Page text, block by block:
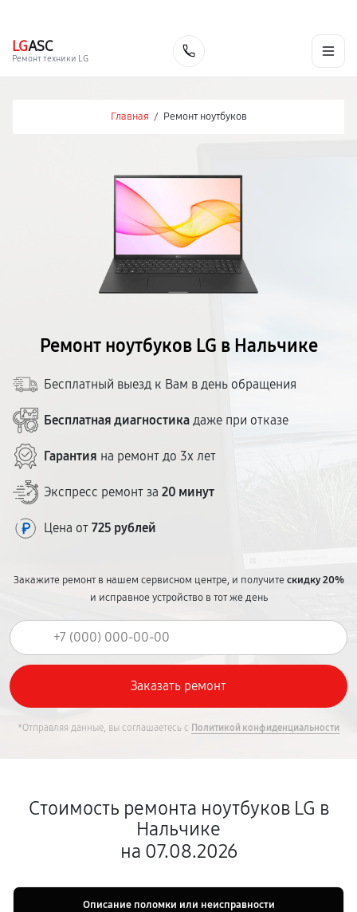
LGASC
Ремонт техники LG
Главная / Ремонт ноутбуков
Ремонт ноутбуков LG в Нальчике
Бесплатный выезд к Вам в день обращения
Бесплатная диагностика даже при отказе
Гарантия на ремонт до 3х лет
Экспресс ремонт за 20 минут
Цена от 725 рублей
Закажите ремонт в нашем сервисном центре, и получитескидку 20%
и исправное устройство в тот же день
*Отправляя данные, вы соглашаетесь с Политикой конфиденциальности
Стоимость ремонта ноутбуков LG в
Нальчике
на 07.08.2026
Описание поломки или неисправности